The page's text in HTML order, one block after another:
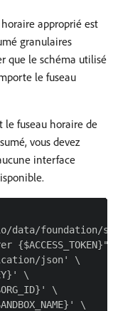
approprié est
granulaires
que le schéma utilisé
le fuseau
le fuseau horaire de
vous devez
interface
data/foundation/
\
json' \
\
\
\